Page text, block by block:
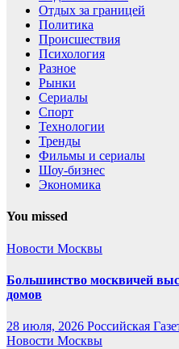
Отдых за границей
Политика
Происшествия
Психология
Разное
Рынки
Сериалы
Спорт
Технологии
Тренды
Фильмы и сериалы
Шоу-бизнес
Экономика
You missed
Новости Москвы
Большинство москвичей
домов
28 июля, 2026 Российская
Новости Москвы